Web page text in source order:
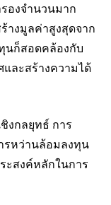
องจำนวนมาก
างมูลค่าสูงสุดจาก
นก็สอดคล้องกับ
และสร้างความได้
งกลยุทธ์ การ
รหว่านล้อมลงทุน
ะสงค์หลักในการ